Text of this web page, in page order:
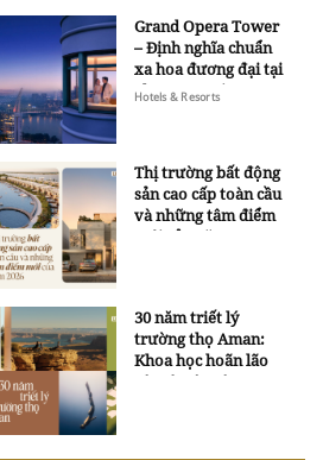
Grand Opera Tower
– Định nghĩa chuẩn
xa hoa đương đại tại
Sheraton Saigon
Hotels & Resorts
Thị trường bất động
sản cao cấp toàn cầu
và những tâm điểm
mới của năm 2026
30 năm triết lý
trường thọ Aman:
Khoa học hoãn lão
và trí tuệ ngàn xưa